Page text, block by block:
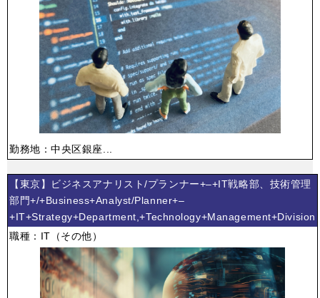
勤務地：中央区銀座...
【東京】ビジネスアナリスト/プランナー+–+IT戦略部、技術管理
部門+/+Business+Analyst/Planner+–
+IT+Strategy+Department,+Technology+Management+Division
職種：IT（その他）